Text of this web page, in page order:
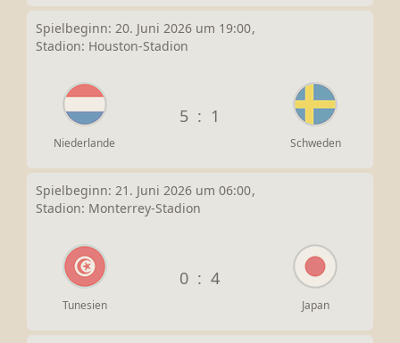
Spielbeginn: 20. Juni 2026 um 19:00
Stadion: Houston-Stadion
Niederlande
5 : 1
Schweden
Spielbeginn: 21. Juni 2026 um 06:00
Stadion: Monterrey-Stadion
Tunesien
0 :4
Japan